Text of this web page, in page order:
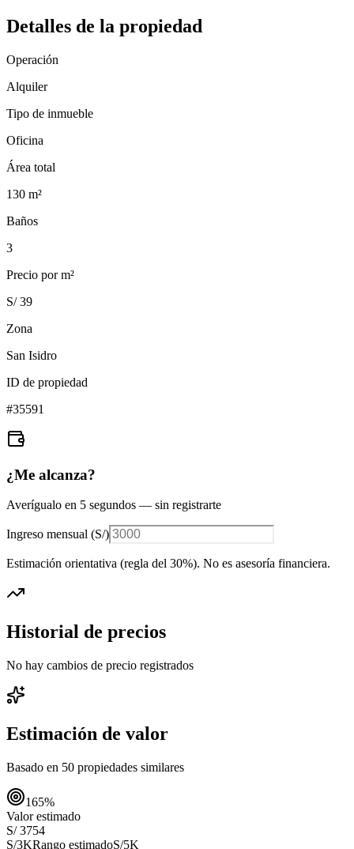
Detalles de la propiedad
Operación
Alquiler
Tipo de inmueble
Oficina
Área total
130 m²
Baños
3
Precio por m²
S/ 39
Zona
San Isidro
ID de propiedad
#35591
¿Me alcanza?
Averígualo en 5 segundos — sin registrarte
Ingreso mensual (S/)
Estimación orientativa (regla del 30%). No es asesoría financiera.
Historial de precios
No hay cambios de precio registrados
Estimación de valor
Basado en 50 propiedades similares
165%
Valor estimado
S/ 3754
S/3KRango estimadoS/5K